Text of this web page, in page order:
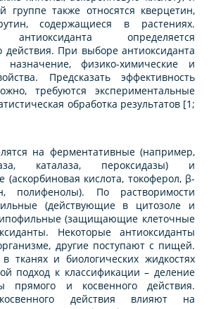
группе также относятся кверцетин,
содержащиеся в растениях.
антиоксиданта определяется
действия. При выборе антиоксиданта
назначение, физико-химические и
Предсказать эффективность
требуются экспериментальные
обработка результатов [1;
на ферментативные (например,
каталаза, пероксидазы) и
кислота, токоферол, β-
полифенолы). По растворимости
(действующие в цитозоле и
(защищающие клеточные
Некоторые антиоксиданты
другие поступают с пищей.
тканях и биологических жидкостях
подход к классификации – деление
прямого и косвенного действия.
действия влияют на